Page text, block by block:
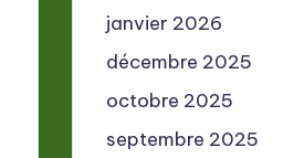
janvier 2026
décembre 2025
octobre 2025
septembre 2025